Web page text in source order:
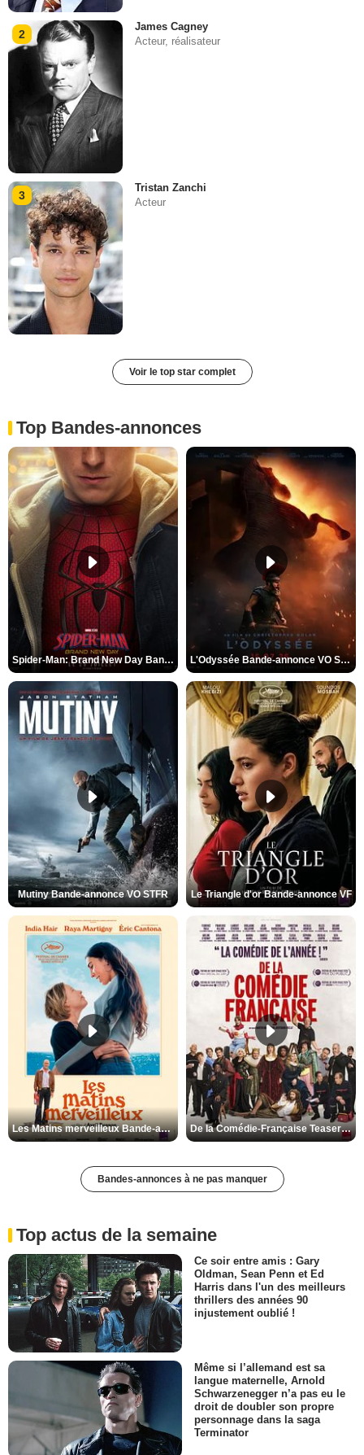
2
James Cagney
Acteur, réalisateur
3
Tristan Zanchi
Acteur
Voir le top star complet
Top Bandes-annonces
Spider-Man: Brand New Day Bande-annonce VO STFR L'Odyssée Bande-annonce VO STFR
Mutiny Bande-annonce VO STFR Le Triangle d'or Bande-annonce VF
Les Matins merveilleux Bande-annonce VF De la Comédie-Française Teaser VF
Bandes-annonces à ne pas manquer
Top actus de la semaine
Ce soir entre amis : Gary
Oldman, Sean Penn et Ed
Harris dans l'un des meilleurs
thrillers des années 90
injustement oublié !
Même si l’allemand est sa
langue maternelle, Arnold
Schwarzenegger n’a pas eu le
droit de doubler son propre
personnage dans la saga
Terminator